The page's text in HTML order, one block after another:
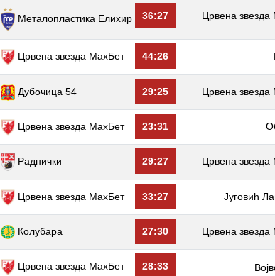
Металопластика Елиxир 36:27 Црвена
Црвена звезда МаxБет 44:26
Дубочица 54 29:25 Црвена
Црвена звезда МаxБет 23:31
Раднички 29:27 Црвена
Црвена звезда МаxБет 33:27 Југовић
Колубара 27:30 Црвена
Црвена звезда МаxБет 28:33